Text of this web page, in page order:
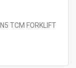
TCM FORKLIFT